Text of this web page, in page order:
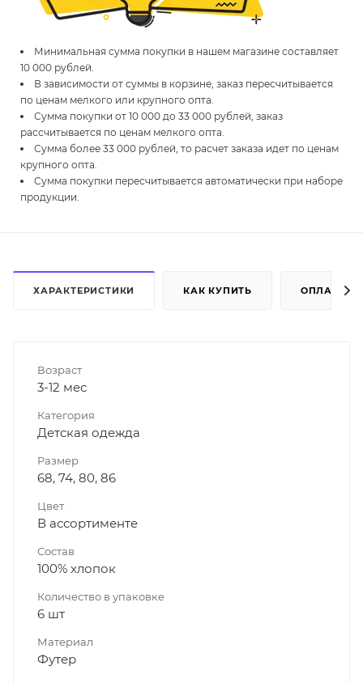
Минимальная сумма покупки в нашем магазине составляет
10 000 рублей.
В зависимости от суммы в корзине, заказ пересчитывается
по ценам мелкого или крупного опта.
Сумма покупки от 10 000 до 33 000 рублей, заказ
рассчитывается по ценам мелкого опта.
Сумма более 33 000 рублей, то расчет заказа идет по ценам
крупного опта.
Сумма покупки пересчитывается автоматически при наборе
продукции.
ХАРАКТЕРИСТИКИ КАК КУПИТЬ ОПЛАТА
Возраст
3-12 мес
Категория
Детская одежда
Размер
68, 74, 80, 86
Цвет
В ассортименте
Состав
100% хлопок
Количество в упаковке
6 шт
Материал
Футер